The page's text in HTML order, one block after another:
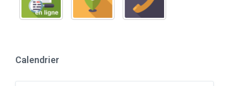
Calendrier